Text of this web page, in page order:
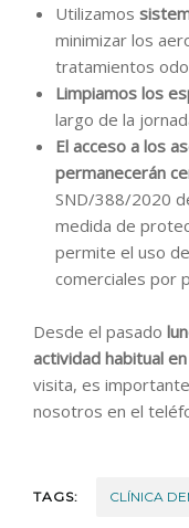
Utilizamos
minimizar los
tratamientos
Limpiamos los
largo de la
El acceso a los
permanecerán
SND/388/2020
medida de
permite el uso
comerciales por
Desde el pasado
actividad habitual
visita, es
nosotros en el
TAGS: CLÍNICA